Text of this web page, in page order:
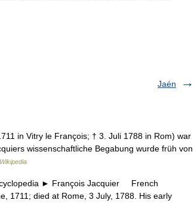
Jaén
in Vitry le François; † 3. Juli 1788 in Rom) war
wissenschaftliche Begabung wurde früh von
► François Jacquier French
1711; died at Rome, 3 July, 1788. His early